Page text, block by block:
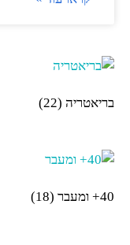
בריאטריה
40+ ומעבר (18)